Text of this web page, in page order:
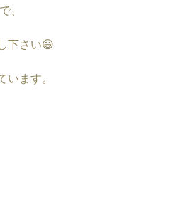
、
下さい😃
ます。